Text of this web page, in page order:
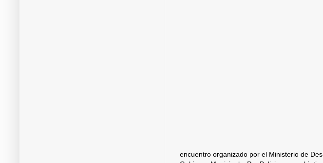
encuentro organizado por el Ministerio de